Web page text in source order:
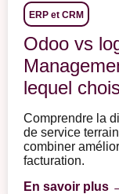
ERP et CRM
Odoo vs
lequel
Comprendre la
de service
combiner
facturation.
En savoir plus